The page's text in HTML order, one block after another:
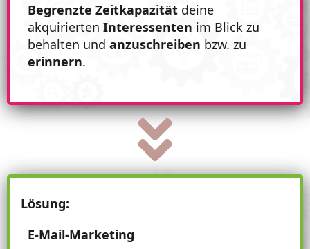
Begrenzte Zeitkapazität deine
akquirierten Interessenten im Blick zu
behalten und anzuschreiben bzw. zu
erinnern.
Lösung:
E-Mail-Marketing